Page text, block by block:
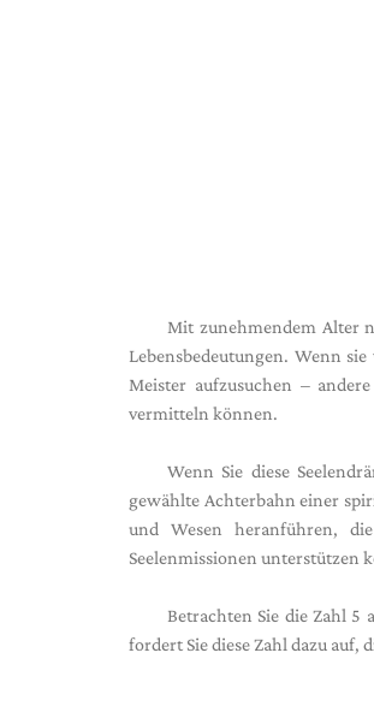
Mit zunehmendem Alter
Lebensbedeutungen. Wenn
Meister aufzusuchen –
vermitteln können.
Wenn Sie diese
gewählte Achterbahn einer
und Wesen heranführen,
Seelenmissionen unterstützen
Betrachten Sie die Zahl
fordert Sie diese Zahl dazu